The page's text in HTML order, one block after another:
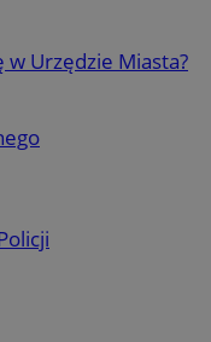
w Urzędzie Miasta?